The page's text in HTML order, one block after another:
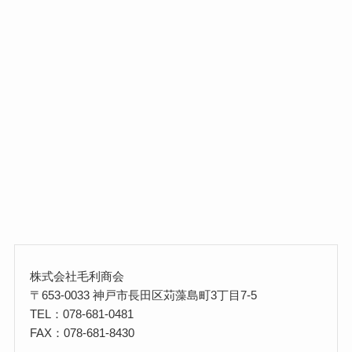
株式会社毛利商会
〒653-0033 神戸市長田区苅藻島町3丁目7-5
TEL：078-681-0481
FAX：078-681-8430